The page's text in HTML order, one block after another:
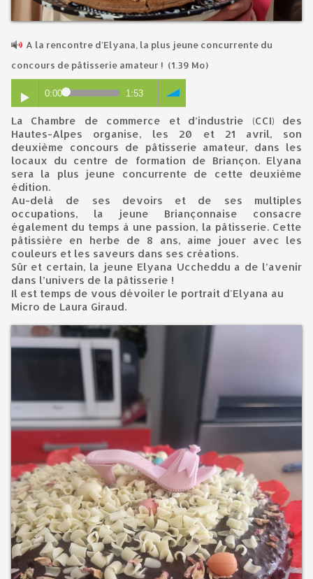
A la rencontre d'Elyana, la plus jeune concurrente du
concours de pâtisserie amateur ! (1.39 Mo)
0:00 1:53
La Chambre de commerce et d’industrie (CCI) des
Hautes-Alpes organise, les 20 et 21 avril, son
deuxième concours de pâtisserie amateur, dans les
locaux du centre de formation de Briançon. Elyana
sera la plus jeune concurrente de cette deuxième
édition.
Au-delà de ses devoirs et de ses multiples
occupations, la jeune Briançonnaise consacre
également du temps à une passion, la pâtisserie. Cette
pâtissière en herbe de 8 ans, aime jouer avec les
couleurs et les saveurs dans ses créations.
Sûr et certain, la jeune Elyana Uccheddu a de l’avenir
dans l’univers de la pâtisserie !
Il est temps de vous dévoiler le portrait d'Elyana au
Micro de Laura Giraud.